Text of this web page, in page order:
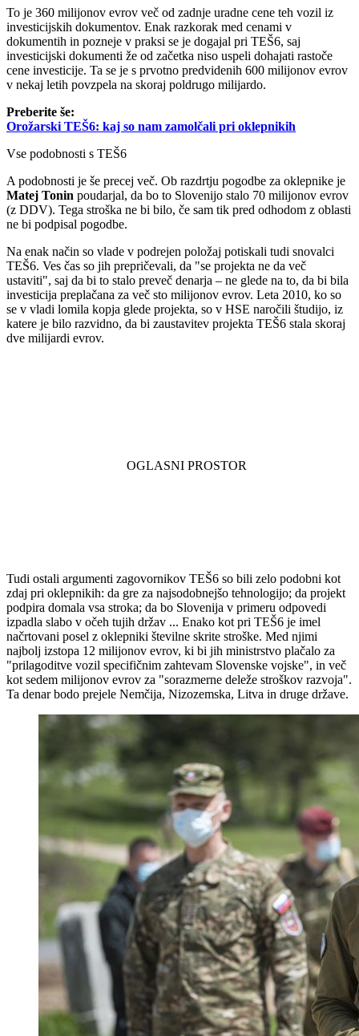
To je 360 milijonov evrov več od zadnje uradne cene teh vozil iz
investicijskih dokumentov. Enak razkorak med cenami v
dokumentih in pozneje v praksi se je dogajal pri TEŠ6, saj
investicijski dokumenti že od začetka niso uspeli dohajati rastoče
cene investicije. Ta se je s prvotno predvidenih 600 milijonov evrov
v nekaj letih povzpela na skoraj poldrugo milijardo.
Preberite še:
Orožarski TEŠ6: kaj so nam zamolčali pri oklepnikih
Vse podobnosti s TEŠ6
A podobnosti je še precej več. Ob razdrtju pogodbe za oklepnike je
Matej Tonin poudarjal, da bo to Slovenijo stalo 70 milijonov evrov
(z DDV). Tega stroška ne bi bilo, če sam tik pred odhodom z oblasti
ne bi podpisal pogodbe.
Na enak način so vlade v podrejen položaj potiskali tudi snovalci
TEŠ6. Ves čas so jih prepričevali, da "se projekta ne da več
ustaviti", saj da bi to stalo preveč denarja – ne glede na to, da bi bila
investicija preplačana za več sto milijonov evrov. Leta 2010, ko so
se v vladi lomila kopja glede projekta, so v HSE naročili študijo, iz
katere je bilo razvidno, da bi zaustavitev projekta TEŠ6 stala skoraj
dve milijardi evrov.
Tudi ostali argumenti zagovornikov TEŠ6 so bili zelo podobni kot
zdaj pri oklepnikih: da gre za najsodobnejšo tehnologijo; da projekt
podpira domala vsa stroka; da bo Slovenija v primeru odpovedi
izpadla slabo v očeh tujih držav ... Enako kot pri TEŠ6 je imel
načrtovani posel z oklepniki številne skrite stroške. Med njimi
najbolj izstopa 12 milijonov evrov, ki bi jih ministrstvo plačalo za
"prilagoditve vozil specifičnim zahtevam Slovenske vojske", in več
kot sedem milijonov evrov za "sorazmerne deleže stroškov razvoja".
Ta denar bodo prejele Nemčija, Nizozemska, Litva in druge države.